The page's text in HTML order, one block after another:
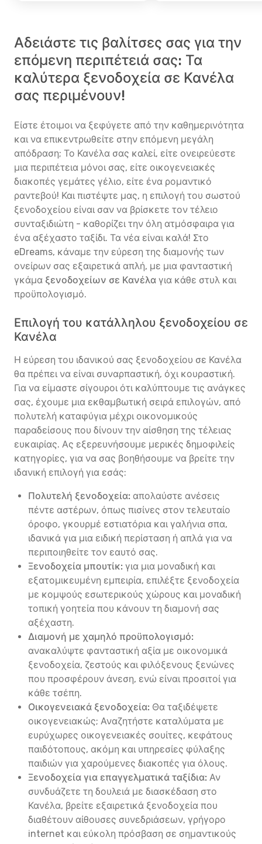
Αδειάστε τις βαλίτσες σας για την
επόμενη περιπέτειά σας: Τα
καλύτερα ξενοδοχεία σε Κανέλα
σας περιμένουν!
Είστε έτοιμοι να ξεφύγετε από την καθημερινότητα
και να επικεντρωθείτε στην επόμενη μεγάλη
απόδραση; Το Κανέλα σας καλεί, είτε ονειρεύεστε
μια περιπέτεια μόνοι σας, είτε οικογενειακές
διακοπές γεμάτες γέλιο, είτε ένα ρομαντικό
ραντεβού! Και πιστέψτε μας, η επιλογή του σωστού
ξενοδοχείου είναι σαν να βρίσκετε τον τέλειο
συνταξιδιώτη - καθορίζει την όλη ατμόσφαιρα για
ένα αξέχαστο ταξίδι. Τα νέα είναι καλά! Στο
eDreams, κάναμε την εύρεση της διαμονής των
ονείρων σας εξαιρετικά απλή, με μια φανταστική
γκάμα ξενοδοχείων σε Κανέλα για κάθε στυλ και
προϋπολογισμό.
Επιλογή του κατάλληλου ξενοδοχείου σε
Κανέλα
Η εύρεση του ιδανικού σας ξενοδοχείου σε Κανέλα
θα πρέπει να είναι συναρπαστική, όχι κουραστική.
Για να είμαστε σίγουροι ότι καλύπτουμε τις ανάγκες
σας, έχουμε μια εκθαμβωτική σειρά επιλογών, από
πολυτελή καταφύγια μέχρι οικονομικούς
παραδείσους που δίνουν την αίσθηση της τέλειας
ευκαιρίας. Ας εξερευνήσουμε μερικές δημοφιλείς
κατηγορίες, για να σας βοηθήσουμε να βρείτε την
ιδανική επιλογή για εσάς:
Πολυτελή ξενοδοχεία: απολαύστε ανέσεις
πέντε αστέρων, όπως πισίνες στον τελευταίο
όροφο, γκουρμέ εστιατόρια και γαλήνια σπα,
ιδανικά για μια ειδική περίσταση ή απλά για να
περιποιηθείτε τον εαυτό σας.
Ξενοδοχεία μπουτίκ: για μια μοναδική και
εξατομικευμένη εμπειρία, επιλέξτε ξενοδοχεία
με κομψούς εσωτερικούς χώρους και μοναδική
τοπική γοητεία που κάνουν τη διαμονή σας
αξέχαστη.
Διαμονή με χαμηλό προϋπολογισμό:
ανακαλύψτε φανταστική αξία με οικονομικά
ξενοδοχεία, ζεστούς και φιλόξενους ξενώνες
που προσφέρουν άνεση, ενώ είναι προσιτοί για
κάθε τσέπη.
Οικογενειακά ξενοδοχεία: Θα ταξιδέψετε
οικογενειακώς; Αναζητήστε καταλύματα με
ευρύχωρες οικογενειακές σουίτες, κεφάτους
παιδότοπους, ακόμη και υπηρεσίες φύλαξης
παιδιών για χαρούμενες διακοπές για όλους.
Ξενοδοχεία για επαγγελματικά ταξίδια: Αν
συνδυάζετε τη δουλειά με διασκέδαση στο
Κανέλα, βρείτε εξαιρετικά ξενοδοχεία που
διαθέτουν αίθουσες συνεδριάσεων, γρήγορο
internet και εύκολη πρόσβαση σε σημαντικούς